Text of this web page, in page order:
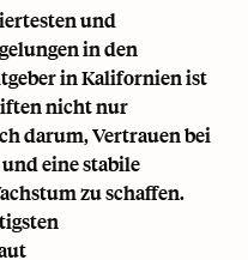
und
in den
in Kalifornien ist
nicht nur
darum, Vertrauen bei
eine stabile
zu schaffen.